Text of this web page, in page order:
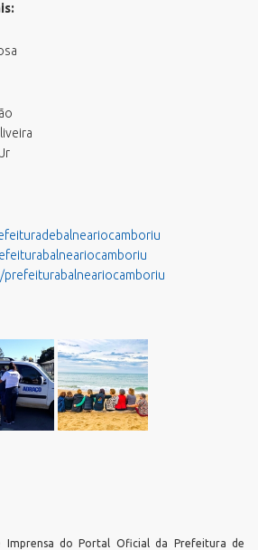
Imprensa do Portal Oficial da Prefeitura de